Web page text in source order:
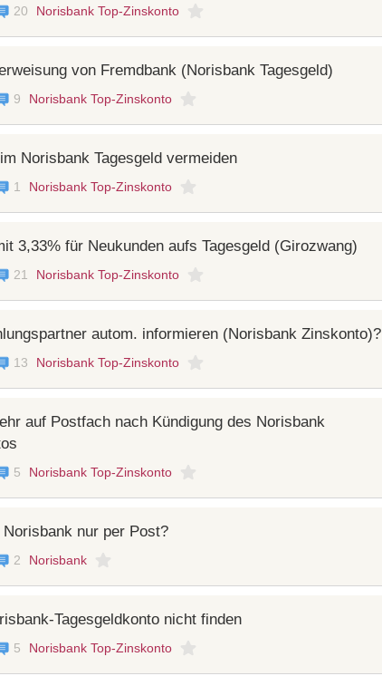
20 Norisbank Top-Zinskonto
von Fremdbank (Norisbank Tagesgeld)
9 Norisbank Top-Zinskonto
Norisbank Tagesgeld vermeiden
1 Norisbank Top-Zinskonto
3,33% für Neukunden aufs Tagesgeld (Girozwang)
21 Norisbank Top-Zinskonto
autom. informieren (Norisbank Zinskonto)?
13 Norisbank Top-Zinskonto
auf Postfach nach Kündigung des Norisbank
5 Norisbank Top-Zinskonto
Norisbank nur per Post?
2 Norisbank
Tagesgeldkonto nicht finden
5 Norisbank Top-Zinskonto